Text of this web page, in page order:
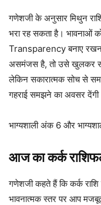
गणेशजी के अनुसार मिथुन
भरा रह सकता है। भावनाओं
Transparency बनाए
असमंजस है, तो उसे खुलकर
लेकिन सकारात्मक सोच से
गहराई समझने का अवसर
भाग्यशाली अंक 6 और
आज का कर्क
गणेशजी कहते हैं कि कर्क
भावनात्मक स्तर पर आप